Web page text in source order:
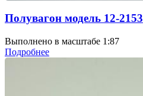
Полувагон модель 12-2153
Выполнено в масштабе 1:87
Подробнее